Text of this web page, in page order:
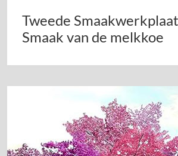
Tweede
Smaak van de melkkoe